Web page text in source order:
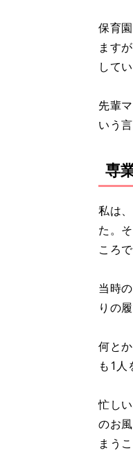
保育
ます
して
先輩
いう
専
私は
た。
ころで
当時
りの
何と
も1人
忙し
のお
まう